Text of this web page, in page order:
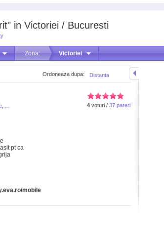
in Victoriei / Bucuresti
Zona: Victoriei
Distanta
Ordoneaza dupa:
4 voturi / 37 pareri
pt ca
mobile